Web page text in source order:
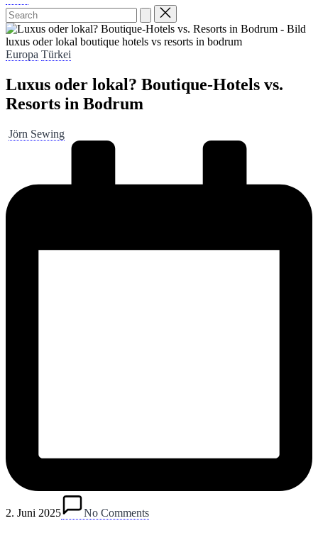
luxus oder lokal boutique hotels vs resorts in bodrum
Posted
Europa Türkei
Luxus oder lokal? Boutique-Hotels vs.
Resorts in Bodrum
Posted
Jörn Sewing
2. Juni 2025 No Commentsin